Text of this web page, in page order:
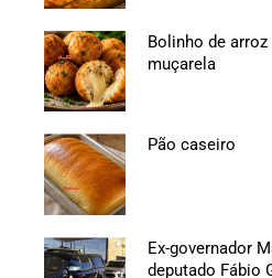
Bolinho de
muçarela
Pão caseiro
Ex-governador
deputado Fábio